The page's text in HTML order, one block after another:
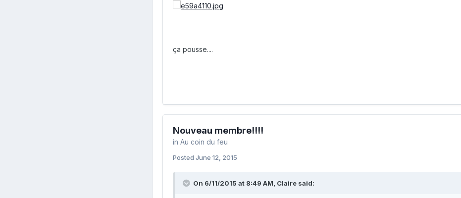
ça pousse....
Nouveau membre!!!!
in Au coin du feu
Posted June 12, 2015
On 6/11/2015 at 8:49 AM, Claire said: